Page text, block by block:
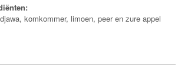
komkommer, limoen, peer en zure appel